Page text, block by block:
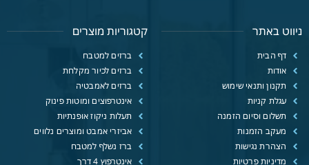
ניווט באתר
דף הבית
אודות
תקנון ותנאי שימוש
עגלת קניות
תשלום וסיום הזמנה
מעקב הזמנות
הצהרת נגישות
מדיניות פרטיות
קטגוריות מוצרים
ברזים למטבח
ברזים לכיור מקלחת
ברזים לאמבטיה
אינטרפוצים ומוטות פינוק
תעלות ניקוז אופנתיות
אביזרי אמבט ומוצרים נלווים
ברז נשלף למטבח
אינטרפוץ 4 דרך